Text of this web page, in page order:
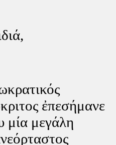
ἐπεσήμανε
μία μεγάλη